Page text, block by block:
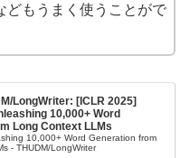
どもうまく使うことがで
LongWriter: [ICLR 2025]
10,000+ Word
Long Context LLMs
10,000+ Word Generation from
- THUDM/LongWriter